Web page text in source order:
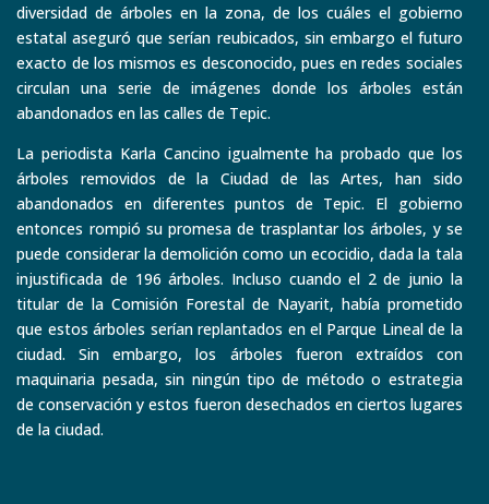
diversidad de árboles en la zona, de los cuáles el gobierno
estatal aseguró que serían reubicados, sin embargo el futuro
exacto de los mismos es desconocido, pues en redes sociales
circulan una serie de imágenes donde los árboles están
abandonados en las calles de Tepic.
La periodista Karla Cancino igualmente ha probado que los
árboles removidos de la Ciudad de las Artes, han sido
abandonados en diferentes puntos de Tepic. El gobierno
entonces rompió su promesa de trasplantar los árboles, y se
puede considerar la demolición como un ecocidio, dada la tala
injustificada de 196 árboles. Incluso cuando el 2 de junio la
titular de la Comisión Forestal de Nayarit, había prometido
que estos árboles serían replantados en el Parque Lineal de la
ciudad. Sin embargo, los árboles fueron extraídos con
maquinaria pesada, sin ningún tipo de método o estrategia
de conservación y estos fueron desechados en ciertos lugares
de la ciudad.